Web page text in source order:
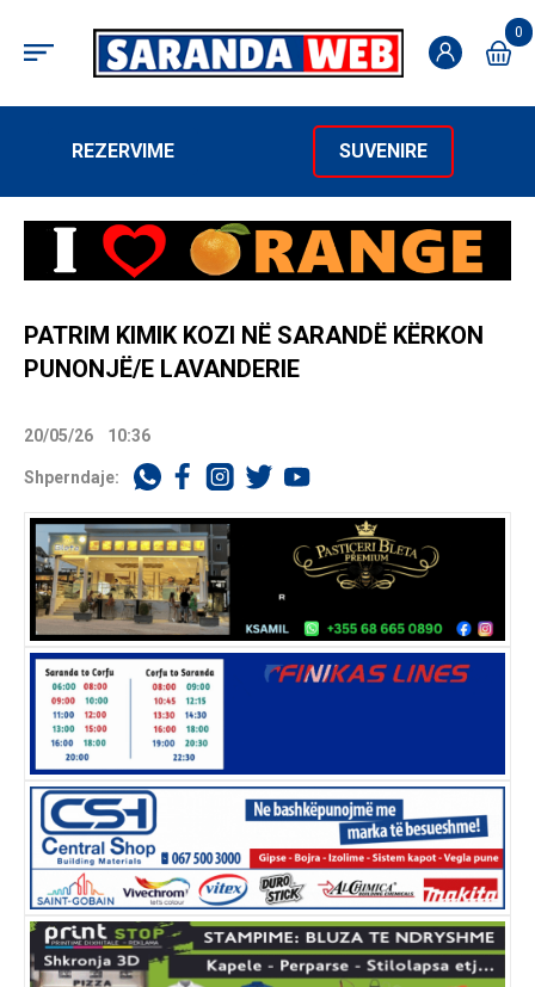
0
REZERVIME SUVENIRE
PATRIM KIMIK KOZI NË SARANDË KËRKON
PUNONJË/E LAVANDERIE
20/05/26 10:36
Shperndaje: